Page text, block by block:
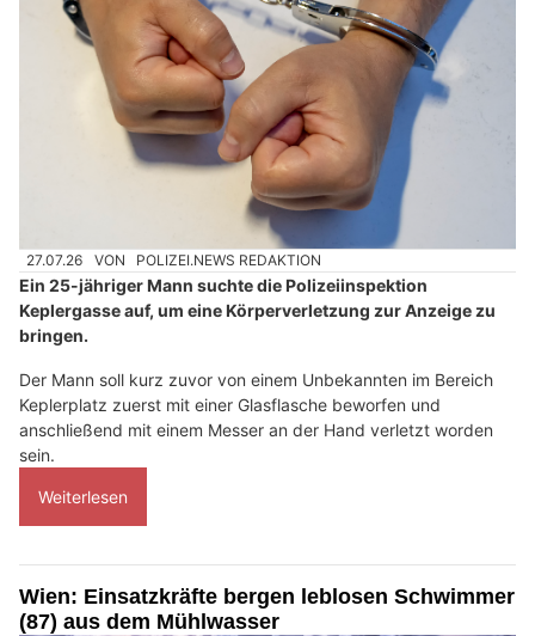
27.07.26 VON POLIZEI.NEWS REDAKTION
Ein 25-jähriger Mann suchte die Polizeiinspektion
Keplergasse auf, um eine Körperverletzung zur Anzeige zu
bringen.
Der Mann soll kurz zuvor von einem Unbekannten im Bereich
Keplerplatz zuerst mit einer Glasflasche beworfen und
anschließend mit einem Messer an der Hand verletzt worden
sein.
Weiterlesen
Wien: Einsatzkräfte bergen leblosen Schwimmer
(87) aus dem Mühlwasser